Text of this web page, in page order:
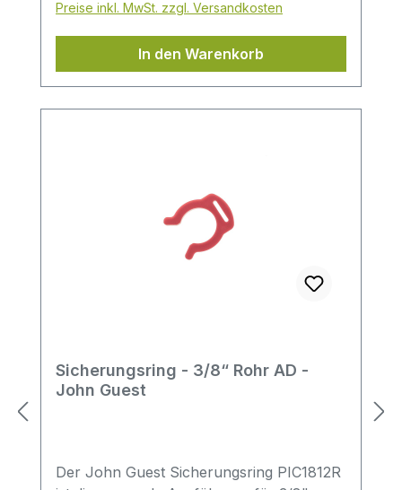
Preise inkl. MwSt. zzgl. Versandkosten
In den Warenkorb
Sicherungsring - 3/8“ Rohr AD -
John Guest
Der John Guest Sicherungsring PIC1812R